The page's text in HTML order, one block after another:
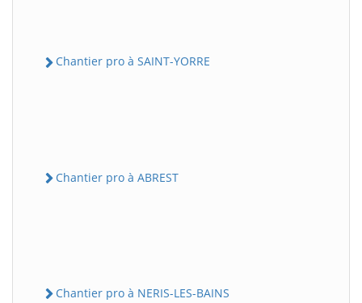
Chantier pro à SAINT-YORRE
Chantier pro à ABREST
Chantier pro à NERIS-LES-BAINS